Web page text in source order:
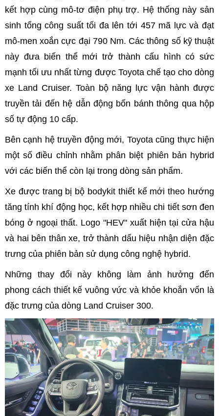
kết hợp cùng mô-tơ điện phụ trợ. Hệ thống này sản
sinh tổng công suất tối đa lên tới 457 mã lực và đạt
mô-men xoắn cực đại 790 Nm. Các thông số kỹ thuật
này đưa biến thể mới trở thành cấu hình có sức
mạnh tối ưu nhất từng được Toyota chế tạo cho dòng
xe Land Cruiser. Toàn bộ năng lực vận hành được
truyền tải đến hệ dẫn động bốn bánh thông qua hộp
số tự động 10 cấp.
Bên cạnh hệ truyền động mới, Toyota cũng thực hiện
một số điều chỉnh nhằm phân biệt phiên bản hybrid
với các biến thể còn lại trong dòng sản phẩm.
Xe được trang bị bộ bodykit thiết kế mới theo hướng
tăng tính khí động học, kết hợp nhiều chi tiết sơn đen
bóng ở ngoại thất. Logo "HEV" xuất hiện tại cửa hậu
và hai bên thân xe, trở thành dấu hiệu nhận diện đặc
trưng của phiên bản sử dụng công nghệ hybrid.
Những thay đổi này không làm ảnh hưởng đến
phong cách thiết kế vuông vức và khỏe khoắn vốn là
đặc trưng của dòng Land Cruiser 300.